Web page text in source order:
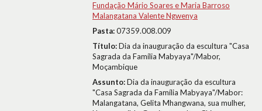
Fundação Mário Soares e Maria Barroso
Malangatana Valente Ngwenya
Pasta:07359.008.009
Título:Dia da inauguração da escultura "Casa
Sagrada da Família Mabyaya"/Mabor,
Moçambique
Assunto:Dia da inauguração da escultura
"Casa Sagrada da Família Mabyaya"/Mabor:
Malangatana, Gelita Mhangwana, sua mulher,